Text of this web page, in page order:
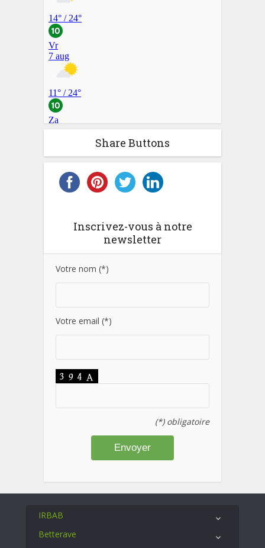
Share Buttons
Inscrivez-vous à notre
newsletter
Votre nom (*)
Votre email (*)
(*) obligatoire
IRBAB
Betterave